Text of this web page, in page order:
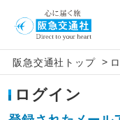
阪急交通社トップ >
ログイン